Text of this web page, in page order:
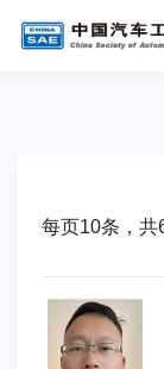
每页10条，共